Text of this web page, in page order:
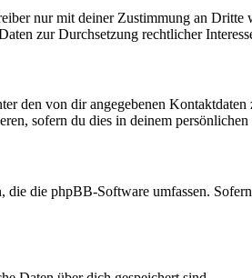
nur mit deiner Zustimmung an
zur Durchsetzung rechtlicher
den von dir angegebenen
sofern du dies in deinem persönlichen
die phpBB-Software umfassen.